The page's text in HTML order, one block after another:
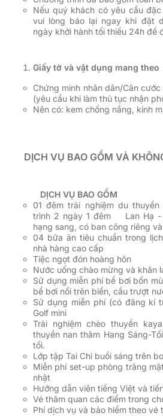
Nếu quý khách có yêu cầu
vui lòng báo lại ngay khi đặt
ngày khởi hành tối thiểu 24h để
Giấy tờ và vật dụng mang theo
Chứng minh nhân dân/Căn
(yêu cầu khi làm thủ tục nhận
Nên có: kem chống nắng, kính
DỊCH VỤ BAO GỒM VÀ
DỊCH VỤ BAO GỒM
01 đêm trải nghiệm du
trình 2 ngày 1 đêm
Lan Hạ -
hạng sang, có ban công riêng
04 bữa ăn tiêu chuẩn trong
nhà hàng cao cấp
Tiệc ngọt đón hoàng hôn
Nước uống chào mừng và khăn
Sử dụng miễn phí bể bơi bốn
bể bơi nổi trên biển, cầu trượt
Sử dụng miễn phí (có đăng kí
Golf mini
Trải nghiệm chèo thuyền
thuyền nan thăm Hang Sáng-
tối.
Lớp tập Tai Chi buổi sáng trên
Miễn phí set-up phòng trăng
nhật
Hướng dẫn viên tiếng Việt và
Vé thăm quan các điểm trong
Phí dịch vụ và bảo hiểm theo vé